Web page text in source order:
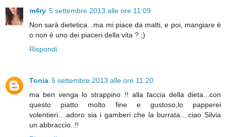
m4ry 5 settembre 2013 alle ore 11:09
Non sarà dietetica...ma mi piace da matti, e poi, mangiare è
o non è uno dei piaceri della vita ? ;)
Rispondi
Tonia 5 settembre 2013 alle ore 11:20
ma ben venga lo strappino !! alla faccia della dieta...con
questo piatto molto fine e gustoso,lo papperei
volentieri....adoro sia i gamberi che la burrata....ciao Silvia
un abbraccio..!!